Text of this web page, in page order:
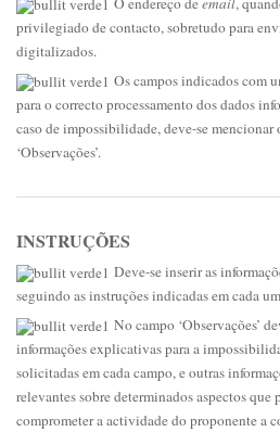
privilegiado de contacto, sobretudo para
digitalizados.
Os campos indicados com
para o correcto processamento dos dados
caso de impossibilidade, deve-se
‘Observações’.
INSTRUÇÕES
Deve-se inserir as
seguindo as instruções indicadas em cada
No campo ‘Observações’
informações explicativas para a
solicitadas em cada campo, e outras
relevantes sobre determinados aspectos que
comprometer a actividade do proponente a